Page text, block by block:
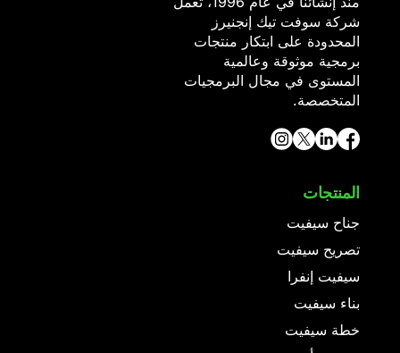
شركة سوفت تيك إنجنيرز
المحدودة على ابتكار منتجات
برمجية موثوقة وعالمية
المستوى في مجال البرمجيات
المتخصصة.
المنتجات
جناح سيفيت
تصريح سيفيت
سيفيت إنفرا
بناء سيفيت
خطة سيفيت